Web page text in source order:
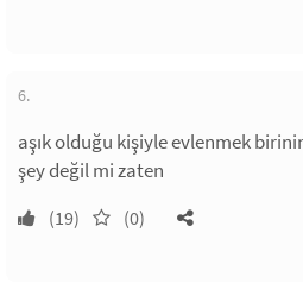
6.
aşık olduğu kişiyle evlenmek
şey değil mi zaten
(19) (0)